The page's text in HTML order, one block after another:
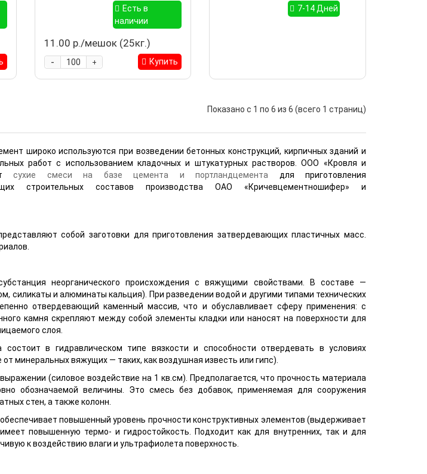
Есть в
наличии
11.00 р./мешок (25кг.)
+
- Купить
7-14 Дней
Показано с 1 по 6 из 6 (всего 1 страниц)
широко используются при возведении бетонных конструкций, кирпичных зданий и
работ с использованием кладочных и штукатурных растворов. ООО «Кровля и
сухие смеси на базе цемента и портландцемента для приготовления
строительных составов производства ОАО «Кричевцементношифер» и
собой заготовки для приготовления затвердевающих пластичных масс.
неорганического происхождения с вяжущими свойствами. В составе —
силикаты и алюминаты кальция). При разведении водой и другими типами технических
отвердевающий каменный массив, что и обуславливает сферу применения: с
камня скрепляют между собой элементы кладки или наносят на поверхности для
слоя.
состоит в гидравлическом типе вязкости и способности отвердевать в условиях
минеральных вяжущих — таких, как воздушная известь или гипс).
(силовое воздействие на 1 кв.см). Предполагается, что прочность материала
обозначаемой величины. Это смесь без добавок, применяемая для сооружения
стен, а также колонн.
повышенный уровень прочности конструктивных элементов (выдерживает
повышенную термо- и гидростойкость. Подходит как для внутренних, так и для
к воздействию влаги и ультрафиолета поверхность.